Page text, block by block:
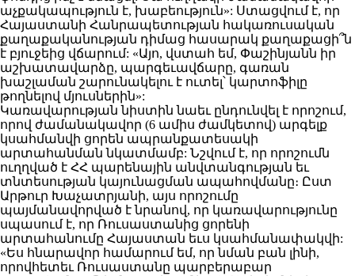
աչքակապություն է, խաբեություն»: Ստացվում է, որ
Հայաստանի Հանրապետության հակառուսական
քաղաքականության դիմաց հասարակ քաղաքացի՞ն
է բյուջեից վճարում: «Այո, վստահ եմ, Փաշինյանն իր
աշխատավարձը, պարգեւավճարը, գառան
խաշլաման շարունակելու է ուտել՝ կարտոֆիլը
թողնելով մյուսներին»:
Կառավարության նիստին նաեւ ընդունվել է որոշում,
որով ժամանակավոր (6 ամիս ժամկետով) արգելք
կսահմանվի ցորեն ապրանքատեսակի
արտահանման նկատմամբ: Նշվում է, որ որոշումն
ուղղված է ՀՀ պարենային անվտանգության եւ
տնտեսության կայունացման ապահովմանը։ Ըստ
Արթուր Խաչատրյանի, այս որոշումը
պայմանավորված է նրանով, որ կառավարությունը
սպասում է, որ Ռուսաստանից ցորենի
արտահանումը Հայաստան եւս կսահմանափակվի:
«Ես հնարավոր համարում եմ, որ նման բան լինի,
որովհետեւ Ռուսաստանը պարբերաբար